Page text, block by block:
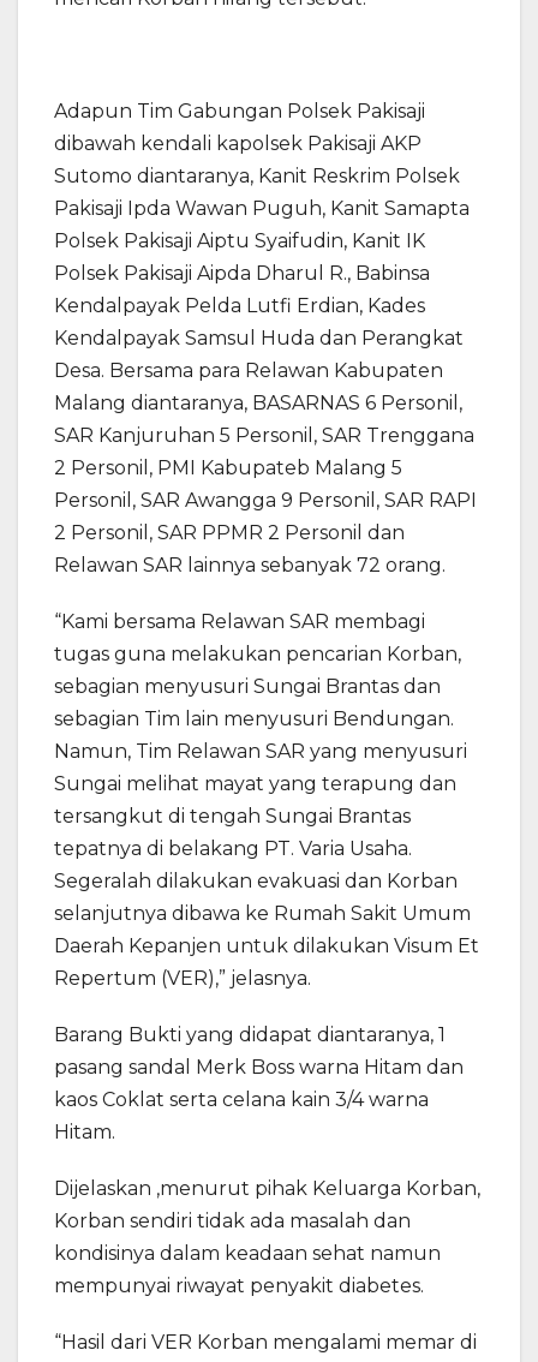
Adapun Tim Gabungan Polsek Pakisaji
dibawah kendali kapolsek Pakisaji AKP
Sutomo diantaranya, Kanit Reskrim Polsek
Pakisaji Ipda Wawan Puguh, Kanit Samapta
Polsek Pakisaji Aiptu Syaifudin, Kanit IK
Polsek Pakisaji Aipda Dharul R., Babinsa
Kendalpayak Pelda Lutfi Erdian, Kades
Kendalpayak Samsul Huda dan Perangkat
Desa. Bersama para Relawan Kabupaten
Malang diantaranya, BASARNAS 6 Personil,
SAR Kanjuruhan 5 Personil, SAR Trenggana
2 Personil, PMI Kabupateb Malang 5
Personil, SAR Awangga 9 Personil, SAR RAPI
2 Personil, SAR PPMR 2 Personil dan
Relawan SAR lainnya sebanyak 72 orang.
“Kami bersama Relawan SAR membagi
tugas guna melakukan pencarian Korban,
sebagian menyusuri Sungai Brantas dan
sebagian Tim lain menyusuri Bendungan.
Namun, Tim Relawan SAR yang menyusuri
Sungai melihat mayat yang terapung dan
tersangkut di tengah Sungai Brantas
tepatnya di belakang PT. Varia Usaha.
Segeralah dilakukan evakuasi dan Korban
selanjutnya dibawa ke Rumah Sakit Umum
Daerah Kepanjen untuk dilakukan Visum Et
Repertum (VER),” jelasnya.
Barang Bukti yang didapat diantaranya, 1
pasang sandal Merk Boss warna Hitam dan
kaos Coklat serta celana kain 3/4 warna
Hitam.
Dijelaskan ,menurut pihak Keluarga Korban,
Korban sendiri tidak ada masalah dan
kondisinya dalam keadaan sehat namun
mempunyai riwayat penyakit diabetes.
“Hasil dari VER Korban mengalami memar di